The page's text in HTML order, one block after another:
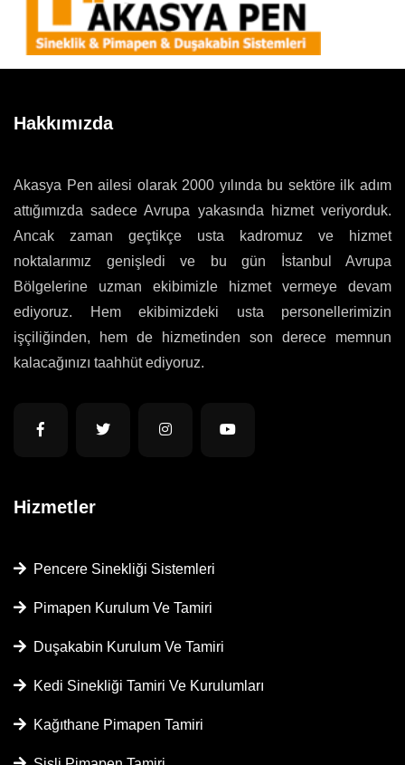
Hakkımızda
Akasya Pen ailesi olarak 2000 yılında bu sektöre ilk adım
attığımızda sadece Avrupa yakasında hizmet veriyorduk.
Ancak zaman geçtikçe usta kadromuz ve hizmet
noktalarımız genişledi ve bu gün İstanbul Avrupa
Bölgelerine uzman ekibimizle hizmet vermeye devam
ediyoruz. Hem ekibimizdeki usta personellerimizin
işçiliğinden, hem de hizmetinden son derece memnun
kalacağınızı taahhüt ediyoruz.
Hizmetler
Pencere Sinekliği Sistemleri
Pimapen Kurulum Ve Tamiri
Duşakabin Kurulum Ve Tamiri
Kedi Sinekliği Tamiri Ve Kurulumları
Kağıthane Pimapen Tamiri